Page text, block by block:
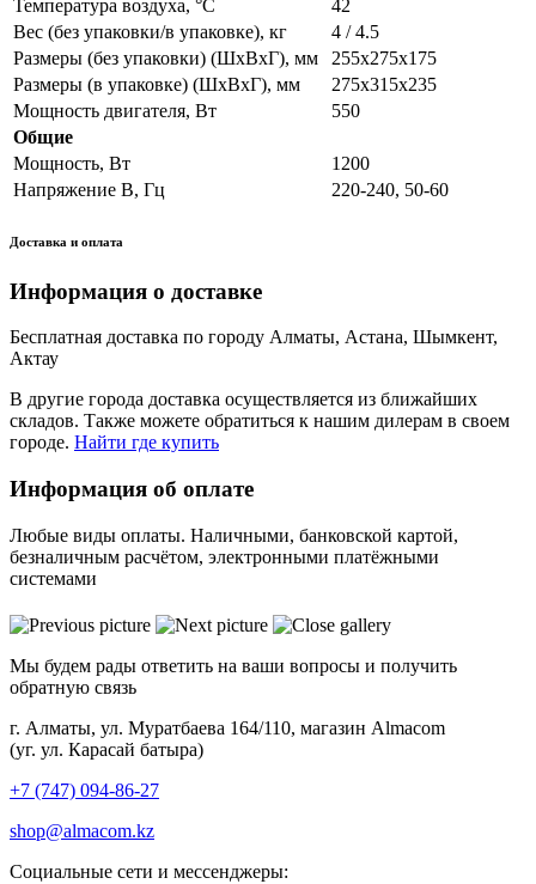
Температура воздуха, °С
42
Вес (без упаковки/в упаковке), кг
4 / 4.5
Размеры (без упаковки) (ШхВхГ), мм
255x275x175
Размеры (в упаковке) (ШхВхГ), мм
275x315х235
Мощность двигателя, Вт
550
Общие
Мощность, Вт
1200
Напряжение В, Гц
220-240, 50-60
Доставка и оплата
Информация о доставке
Бесплатная доставка по городу Алматы, Астана, Шымкент,
Актау
В другие города доставка осуществляется из ближайших
складов. Также можете обратиться к нашим дилерам в своем
городе. Найти где купить
Информация об оплате
Любые виды оплаты. Наличными, банковской картой,
безналичным расчётом, электронными платёжными
системами
Мы будем рады ответить на ваши вопросы и получить
обратную связь
г. Алматы, ул. Муратбаева 164/110, магазин Almacom
(уг. ул. Карасай батыра)
+7 (747) 094-86-27
shop@almacom.kz
Социальные сети и мессенджеры: